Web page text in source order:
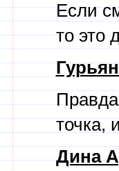
Если
то это
Правда
точка,
Дина